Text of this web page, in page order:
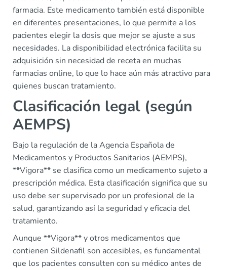
farmacia. Este medicamento también está disponible
en diferentes presentaciones, lo que permite a los
pacientes elegir la dosis que mejor se ajuste a sus
necesidades. La disponibilidad electrónica facilita su
adquisición sin necesidad de receta en muchas
farmacias online, lo que lo hace aún más atractivo para
quienes buscan tratamiento.
Clasificación legal (según
AEMPS)
Bajo la regulación de la Agencia Española de
Medicamentos y Productos Sanitarios (AEMPS),
**Vigora** se clasifica como un medicamento sujeto a
prescripción médica. Esta clasificación significa que su
uso debe ser supervisado por un profesional de la
salud, garantizando así la seguridad y eficacia del
tratamiento.
Aunque **Vigora** y otros medicamentos que
contienen Sildenafil son accesibles, es fundamental
que los pacientes consulten con su médico antes de